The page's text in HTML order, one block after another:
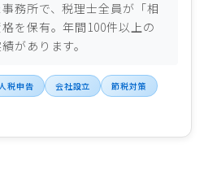
務所で、税理士全員が「相
を保有。年間100件以上の
があります。
税申告 会社設立 節税対策